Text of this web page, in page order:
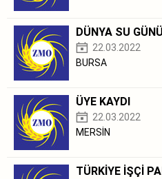
DÜNYA SU
22.03.2022
BURSA
ÜYE KAYDI
22.03.2022
MERSİN
TÜRKİYE İŞÇİ